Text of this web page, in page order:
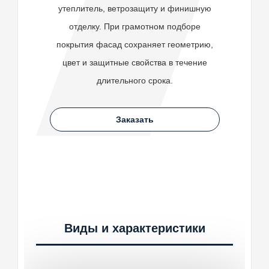
утеплитель, ветрозащиту и финишную
отделку. При грамотном подборе
покрытия фасад сохраняет геометрию,
цвет и защитные свойства в течение
длительного срока.
Заказать
Виды и характеристики